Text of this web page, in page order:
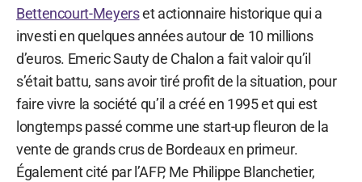
Bettencourt-Meyerset actionnaire historique qui a
investi en quelques années autour de 10 millions
d’euros. Emeric Sauty de Chalon a fait valoir qu’il
s’était battu, sans avoir tiré profit de la situation, pour
faire vivre la société qu’il a créé en 1995 et qui est
longtemps passé comme une start-up fleuron de la
vente de grands crus de Bordeaux en primeur.
Également cité par l’AFP, Me Philippe Blanchetier,